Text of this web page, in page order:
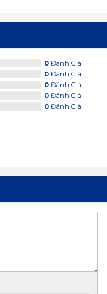
0 Đánh Giá
0 Đánh Giá
0 Đánh Giá
0 Đánh Giá
0 Đánh Giá